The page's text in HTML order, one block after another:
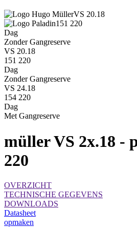
VS 20.18
151 220
Dag
Zonder Gangreserve
VS 20.18
151 220
Dag
Zonder Gangreserve
VS 24.18
154 220
Dag
Met Gangreserve
müller VS 2x.18 -
220
OVERZICHT
TECHNISCHE GEGEVENS
DOWNLOADS
Datasheet
opmaken